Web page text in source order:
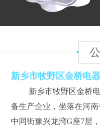
新乡市牧野区金桥电
新乡市牧野区金桥电
备生产企业，坐落在河
中同街豫兴龙湾G座7层